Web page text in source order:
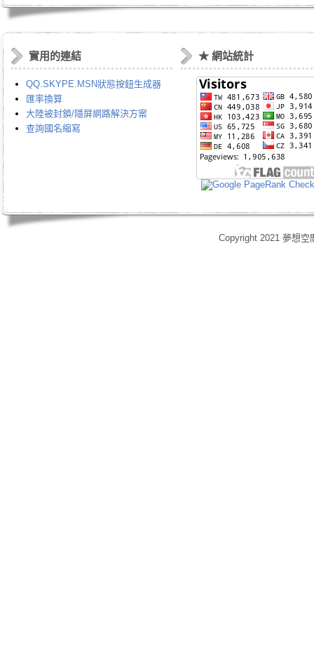
實用的連結
QQ.SKYPE.MSN狀態按鈕生成器
匯率換算
大陸被封鎖/隱屏網路解決方案
查詢國名縮寫
★ 網站統計
Copyright 2021 夢想